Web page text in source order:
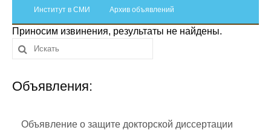
Отчетность
Противодействие коррупции
Материалы для СМИ
Публикации
Институт в СМИ Архив объявлений
Приносим извинения, результаты не найдены.
Объявления:
Объявление о защите докторской диссертации